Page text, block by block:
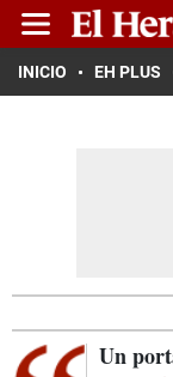
INICIO EH PLUS
Un